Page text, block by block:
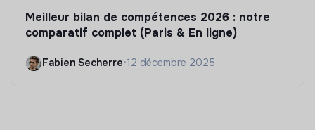
Meilleur bilan de compétences 2026 : notre
comparatif complet (Paris & En ligne)
Fabien Secherre•12 décembre 2025